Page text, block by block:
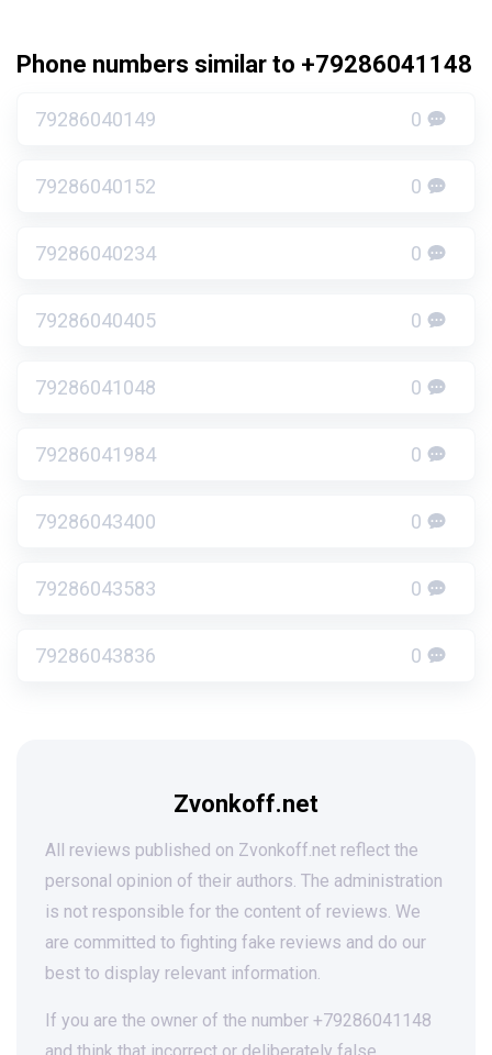
Phone numbers similar to +79286041148
79286040149 0
79286040152 0
79286040234 0
79286040405 0
79286041048 0
79286041984 0
79286043400 0
79286043583 0
79286043836 0
Zvonkoff.net
All reviews published on Zvonkoff.net reflect the
personal opinion of their authors. The administration
is not responsible for the content of reviews. We
are committed to fighting fake reviews and do our
best to display relevant information.
If you are the owner of the number +79286041148